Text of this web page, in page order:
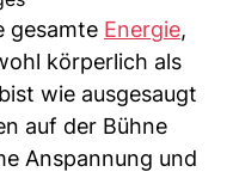
gesamte Energie,
körperlich als
wie ausgesaugt
auf der Bühne
Anspannung und